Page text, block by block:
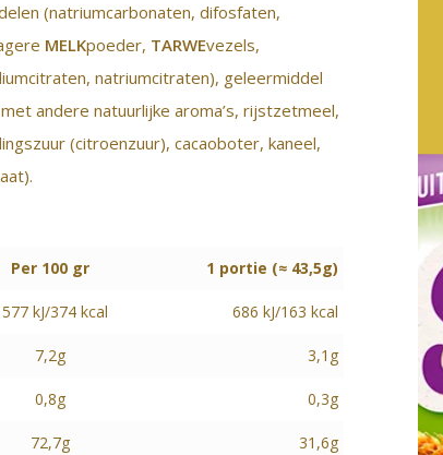
(natriumcarbonaten, difosfaten,
MELKpoeder, TARWEvezels,
natriumcitraten), geleermiddel
andere natuurlijke aroma’s, rijstzetmeel,
(citroenzuur), cacaoboter, kaneel,
Per 100 gr 1 portie (≈ 43,5g)
kJ/374 kcal 686 kJ/163 kcal
7,2g 3,1g
0,8g 0,3g
72,7g 31,6g